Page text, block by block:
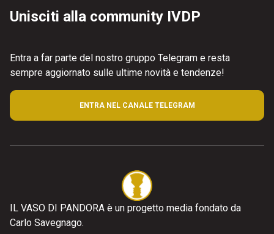
Unisciti alla community IVDP
Entra a far parte del nostro gruppo Telegram e resta
sempre aggiornato sulle ultime novità e tendenze!
ENTRA NEL CANALE TELEGRAM
IL VASO DI PANDORA è un progetto media fondato da
Carlo Savegnago.